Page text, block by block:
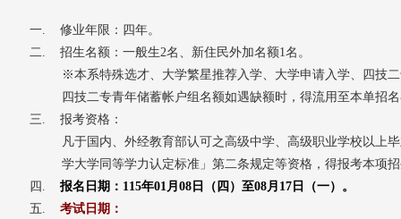
一.
修业年限：四年。
二.
招生名额：一般生2名、新住民外加名额1名。
※本系特殊选才、大学繁星推荐入学、大学申请入学、四技
四技二专青年储蓄帐户组名额如遇缺额时，得流用至本单招
三.
报考资格：
凡于国内、外经教育部认可之高级中学、高级职业学校以上
学大学同等学力认定标准」第二条规定等资格，得报考本项
四.
报名日期：115年01月08日（四） 至08月17日（一）。
五.
考试日期：